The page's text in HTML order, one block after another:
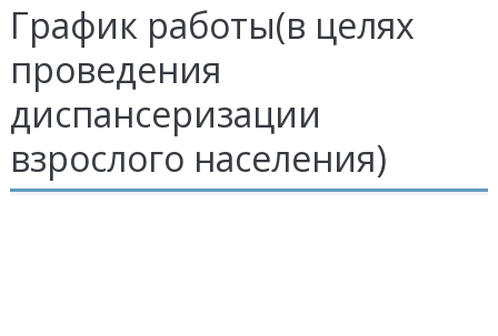
График работы(в целях
проведения
диспансеризации
взрослого населения)